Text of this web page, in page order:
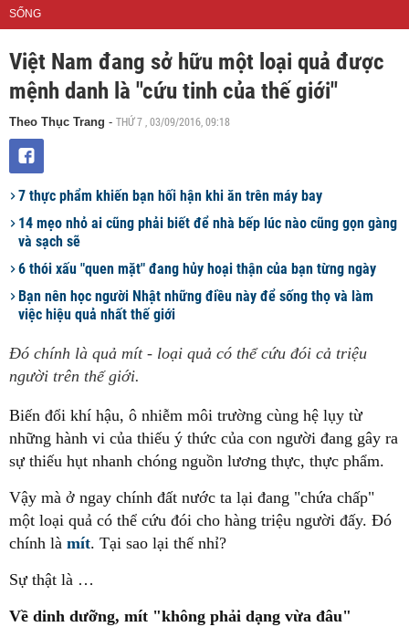
SỐNG
Việt Nam đang sở hữu một loại quả được
mệnh danh là "cứu tinh của thế giới"
Theo Thục Trang - THỨ 7 , 03/09/2016, 09:18
7 thực phẩm khiến bạn hối hận khi ăn trên máy bay
14 mẹo nhỏ ai cũng phải biết để nhà bếp lúc nào cũng gọn gàng
và sạch sẽ
6 thói xấu "quen mặt" đang hủy hoại thận của bạn từng ngày
Bạn nên học người Nhật những điều này để sống thọ và làm
việc hiệu quả nhất thế giới
Đó chính là quả mít - loại quả có thể cứu đói cả triệu
người trên thế giới.
Biến đổi khí hậu, ô nhiễm môi trường cùng hệ lụy từ
những hành vi của thiếu ý thức của con người đang gây ra
sự thiếu hụt nhanh chóng nguồn lương thực, thực phẩm.
Vậy mà ở ngay chính đất nước ta lại đang "chứa chấp"
một loại quả có thể cứu đói cho hàng triệu người đấy. Đó
chính là mít. Tại sao lại thế nhỉ?
Sự thật là …
Về dinh dưỡng, mít "không phải dạng vừa đâu"